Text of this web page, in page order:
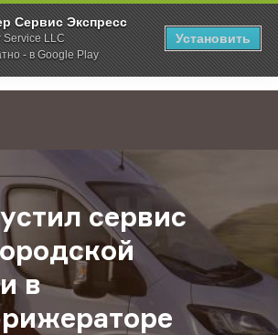
Сервис Экспресс
Service LLC
- в Google Play
Установить
Новости КСЭ запустил сервис
сервис
в